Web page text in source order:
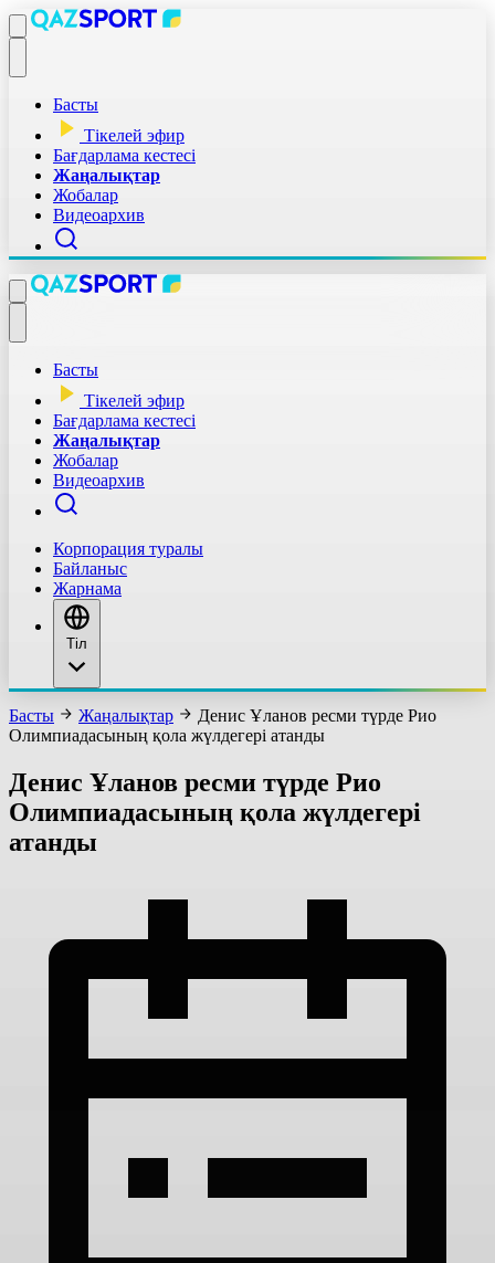
Басты
Тікелей эфир
Бағдарлама кестесі
Жаңалықтар
Жобалар
Видеоархив
Басты
Тікелей эфир
Бағдарлама кестесі
Жаңалықтар
Жобалар
Видеоархив
Корпорация туралы
Байланыс
Жарнама
Тіл
Басты Жаңалықтар
Денис Ұланов ресми түрде Рио
Олимпиадасының қола жүлдегері атанды
Денис Ұланов ресми түрде Рио
Олимпиадасының қола жүлдегері
атанды